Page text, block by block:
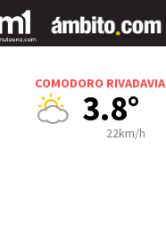
COMODORO RIVADAVIA
3.8°
22km/h